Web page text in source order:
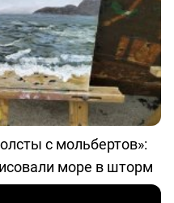
с мольбертов»:
море в шторм